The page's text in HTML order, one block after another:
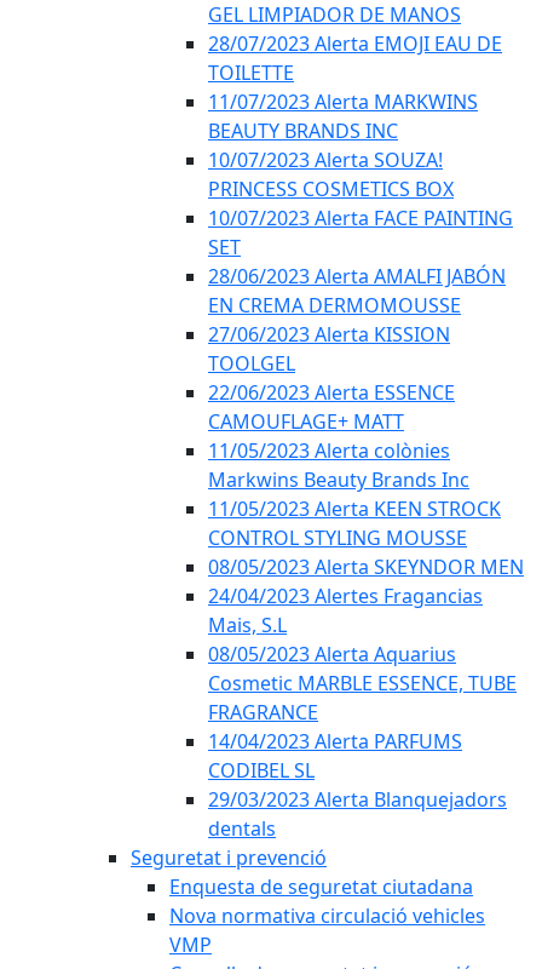
GEL LIMPIADOR DE MANOS
28/07/2023 Alerta EMOJI EAU DE
TOILETTE
11/07/2023 Alerta MARKWINS
BEAUTY BRANDS INC
10/07/2023 Alerta SOUZA!
PRINCESS COSMETICS BOX
10/07/2023 Alerta FACE PAINTING
SET
28/06/2023 Alerta AMALFI JABÓN
EN CREMA DERMOMOUSSE
27/06/2023 Alerta KISSION
TOOLGEL
22/06/2023 Alerta ESSENCE
CAMOUFLAGE+ MATT
11/05/2023 Alerta colònies
Markwins Beauty Brands Inc
11/05/2023 Alerta KEEN STROCK
CONTROL STYLING MOUSSE
08/05/2023 Alerta SKEYNDOR MEN
24/04/2023 Alertes Fragancias
Mais, S.L
08/05/2023 Alerta Aquarius
Cosmetic MARBLE ESSENCE, TUBE
FRAGRANCE
14/04/2023 Alerta PARFUMS
CODIBEL SL
29/03/2023 Alerta Blanquejadors
dentals
Seguretat i prevenció
Enquesta de seguretat ciutadana
Nova normativa circulació vehicles
VMP